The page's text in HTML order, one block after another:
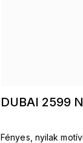
DUBAI 2599
Fényes, nyilak